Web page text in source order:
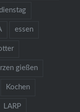
essen
gießen
Kochen
LARP